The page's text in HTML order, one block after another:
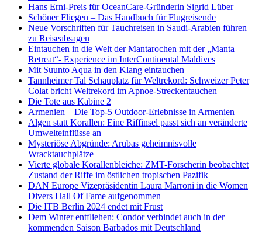
Hans Erni-Preis für OceanCare-Gründerin Sigrid Lüber
Schöner Fliegen – Das Handbuch für Flugreisende
Neue Vorschriften für Tauchreisen in Saudi-Arabien führen
zu Reiseabsagen
Eintauchen in die Welt der Mantarochen mit der „Manta
Retreat“- Experience im InterContinental Maldives
Mit Suunto Aqua in den Klang eintauchen
Tannheimer Tal Schauplatz für Weltrekord: Schweizer Peter
Colat bricht Weltrekord im Apnoe-Streckentauchen
Die Tote aus Kabine 2
Armenien – Die Top-5 Outdoor-Erlebnisse in Armenien
Algen statt Korallen: Eine Riffinsel passt sich an veränderte
Umwelteinflüsse an
Mysteriöse Abgründe: Arubas geheimnisvolle
Wracktauchplätze
Vierte globale Korallenbleiche: ZMT-Forscherin beobachtet
Zustand der Riffe im östlichen tropischen Pazifik
DAN Europe Vizepräsidentin Laura Marroni in die Women
Divers Hall Of Fame aufgenommen
Die ITB Berlin 2024 endet mit Frust
Dem Winter entfliehen: Condor verbindet auch in der
kommenden Saison Barbados mit Deutschland